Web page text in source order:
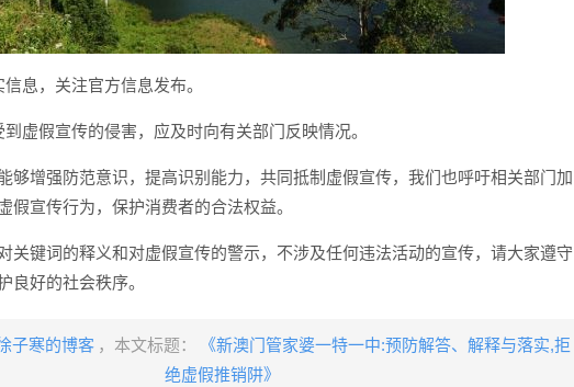
息，关注官方信息发布。
虚假宣传的侵害，应及时向有关部门反映情况。
够增强防范意识，提高识别能力，共同抵制虚假宣传，我们也呼吁相关部门加
假宣传行为，保护消费者的合法权益。
关键词的释义和对虚假宣传的警示，不涉及任何违法活动的宣传，请大家遵守
良好的社会秩序。
子寒的博客 ，本文标题：
《新澳门管家婆一特一中:预防解答、解释与落实​,拒
绝虚假推销阱》